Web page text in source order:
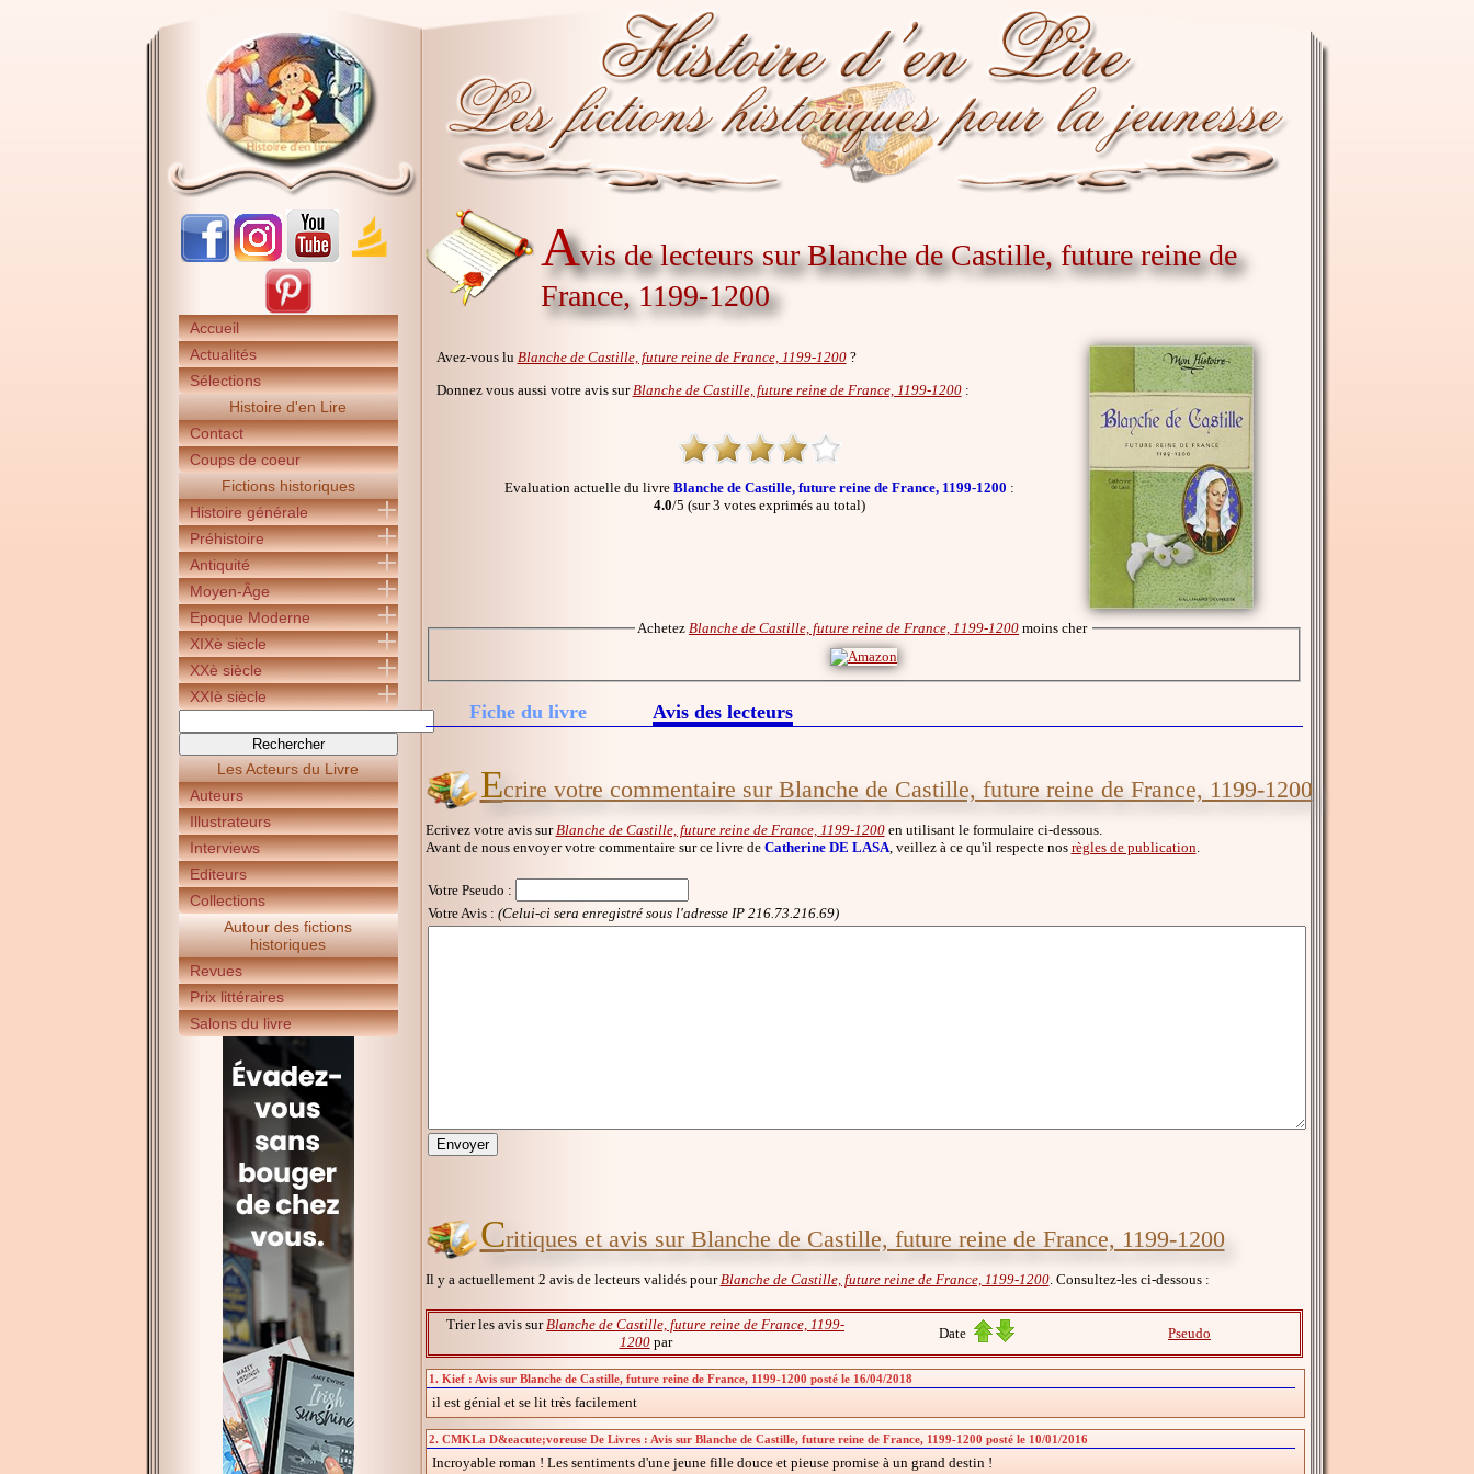
Accueil
Actualités
Sélections
Histoire d'en Lire
Contact
Coups de coeur
Fictions historiques
Histoire générale
Préhistoire
Antiquité
Moyen-Âge
Epoque Moderne
XIXè siècle
XXè siècle
XXIè siècle
Les Acteurs du Livre
Auteurs
Illustrateurs
Interviews
Editeurs
Collections
Autour des fictions
historiques
Revues
Prix littéraires
Salons du livre
Avis de lecteurs sur Blanche de Castille, future reine de
France, 1199-1200
Avez-vous lu Blanche de Castille, future reine de France, 1199-1200?
Donnez vous aussi votre avis sur Blanche de Castille, future reine de France, 1199-1200:
Evaluation actuelle du livre Blanche de Castille, future reine de France, 1199-1200 :
4.0/5 (sur 3 votes exprimés au total)
Achetez Blanche de Castille, future reine de France, 1199-1200 moins cher
Fiche du livre Avis des lecteurs
Ecrire votre commentaire sur Blanche de Castille, future reine de France, 1199-1200
Ecrivez votre avis sur Blanche de Castille, future reine de France, 1199-1200en utilisant le formulaire ci-dessous.
Avant de nous envoyer votre commentaire sur ce livre de Catherine DE LASA, veillez à ce qu'il respecte nos règles de publication
Votre Pseudo :
Votre Avis : (Celui-ci sera enregistré sous l'adresse IP 216.73.216.69)
Critiques et avis sur Blanche de Castille, future reine de France, 1199-1200
Il y a actuellement 2 avis de lecteurs validés pourBlanche de Castille, future reine de France, 1199-1200. Consultez-les ci-dessous :
Trier les avis sur Blanche de Castille, future reine de France, 1199-
1200par
Date Pseudo
1. Kief : Avis sur Blanche de Castille, future reine de France, 1199-1200 posté le 16/04/2018
il est génial et se lit très facilement
2. CMKLa D&eacute;voreuse De Livres : Avis sur Blanche de Castille, future reine de France, 1199-1200 posté le 10/01/2016
Incroyable roman ! Les sentiments d'une jeune fille douce et pieuse promise à un grand destin !